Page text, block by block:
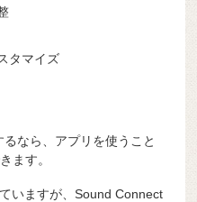
タマイズ
なら、アプリを使うこと
ます。
いますが、Sound Connect